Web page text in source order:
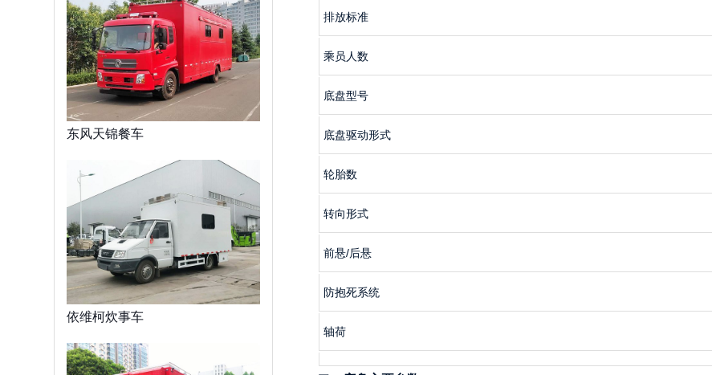
东风天锦餐车
依维柯炊事车
排放标准
乘员人数
底盘型号
底盘驱动形式
轮胎数
转向形式
前悬/后悬
防抱死系统
轴荷